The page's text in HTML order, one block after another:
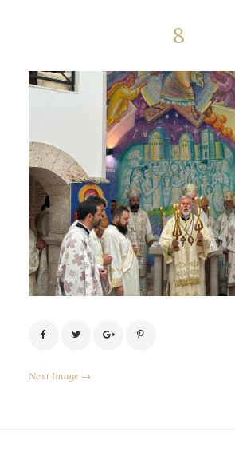
8
Next Image →